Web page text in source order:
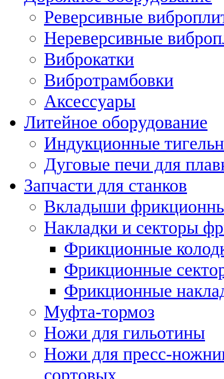
Реверсивные
Нереверсивные
Виброкатки
Вибротрамбовки
Аксессуары
Литейное оборудование
Индукционные
Дуговые печи для
Запчасти для станков
Вкладыши
Накладки и секторы
Фрикционные
Фрикционные
Фрикционные
Муфта-тормоз
Ножи для гильотины
Ножи для пресс-
сортовых